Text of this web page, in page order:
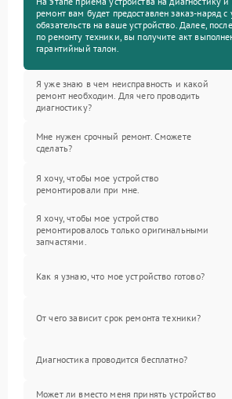
ремонт вам будет предоставлен заказ-наряд
обязательств на ваше устройство. Далее,
по ремонту техники, вы получите акт
гарантийный талон.
Я уже знаю в чем неисправность и какой
ремонт необходим. Для чего проводить
диагностику?
Мне нужен срочный ремонт. Сможете
сделать?
Я хочу, чтобы мое устройство
ремонтировали при мне.
Я хочу, чтобы мое устройство
ремонтировалось только оригинальными
запчастями.
Как я узнаю, что мое устройство готово?
От чего зависит срок ремонта техники?
Диагностика проводится бесплатно?
Может ли вместо меня принять устройство